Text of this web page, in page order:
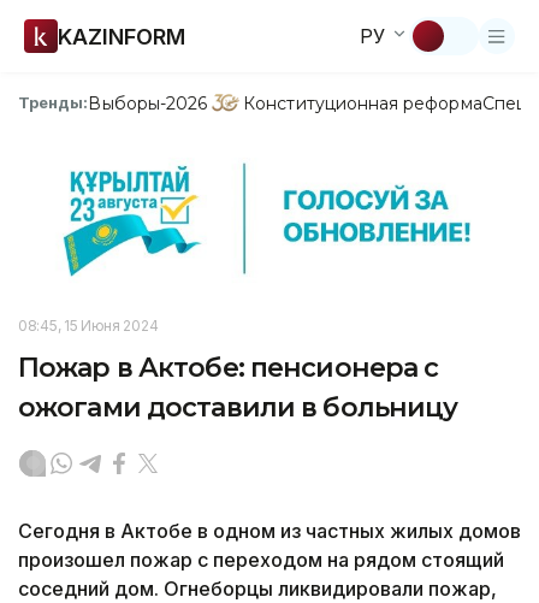
KAZINFORM РУ
Тренды:Выборы-2026 Конституционная реформа
08:45, 15 Июня 2024
Пожар в Актобе: пенсионера с
ожогами доставили в больницу
Сегодня в Актобе в одном из частных жилых домов
произошел пожар с переходом на рядом стоящий
соседний дом. Огнеборцы ликвидировали пожар,